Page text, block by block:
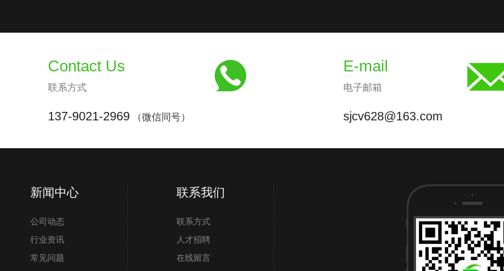
Contact Us
联系方式
137-9021-2969（微信同号）
E-mail
电子邮箱
sjcv628@163.com
新闻中心
公司动态
行业资讯
常见问题
联系我们
联系方式
人才招聘
在线留言